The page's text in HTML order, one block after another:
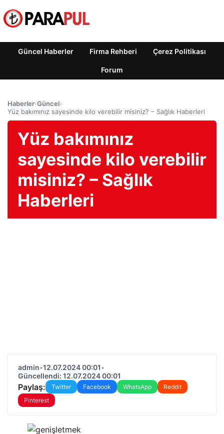
Güncel Haberler Firma Rehberi Çerez Politikası
Forum
Haberler›Güncel›
Yüz bakımınız sayesinde kilo verebilir misiniz? – Sağlık Haberleri
Yüz bakımınız
sayesinde kilo verebilir
misiniz? – Sağlık
Haberleri
admin•12.07.2024 00:01•
Güncellendi: 12.07.2024 00:01
Paylaş: Twitter Facebook WhatsApp
Reddit
Pinterest